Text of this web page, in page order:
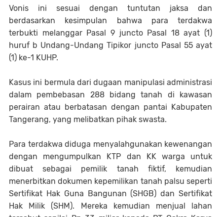
Vonis ini sesuai dengan tuntutan jaksa dan
berdasarkan kesimpulan bahwa para terdakwa
terbukti melanggar Pasal 9 juncto Pasal 18 ayat (1)
huruf b Undang-Undang Tipikor juncto Pasal 55 ayat
(1) ke-1 KUHP.
Kasus ini bermula dari dugaan manipulasi administrasi
dalam pembebasan 288 bidang tanah di kawasan
perairan atau berbatasan dengan pantai Kabupaten
Tangerang, yang melibatkan pihak swasta.
Para terdakwa diduga menyalahgunakan kewenangan
dengan mengumpulkan KTP dan KK warga untuk
dibuat sebagai pemilik tanah fiktif, kemudian
menerbitkan dokumen kepemilikan tanah palsu seperti
Sertifikat Hak Guna Bangunan (SHGB) dan Sertifikat
Hak Milik (SHM). Mereka kemudian menjual lahan